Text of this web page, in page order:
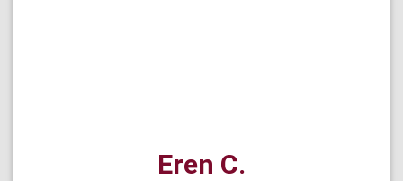
Eren C.